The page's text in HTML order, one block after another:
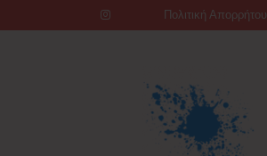
to
Πολιτική Απορρήτου